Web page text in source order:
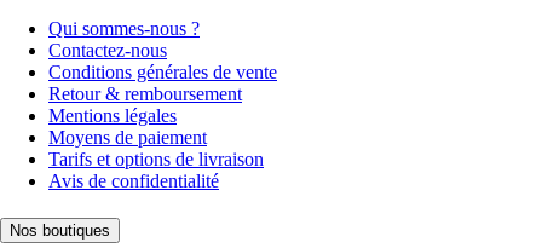
Qui sommes-nous ?
Contactez-nous
Conditions générales de vente
Retour & remboursement
Mentions légales
Moyens de paiement
Tarifs et options de livraison
Avis de confidentialité
Nos boutiques